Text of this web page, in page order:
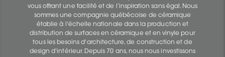
vous offrant une facilité et de l’inspiration sans égal. Nous
sommes une compagnie québécoise de céramique
établie à l'échelle nationale dans la production et
distribution de surfaces en céramique et en vinyle pour
tous les besoins d'architecture, de construction et de
design d'intérieur. Depuis 70 ans, nous nous investissons